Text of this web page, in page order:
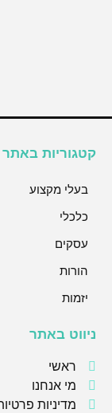
קטגוריות באתר
בעלי מקצוע
כלכלי
עסקים
הורות
יזמות
ניווט באתר
ראשי
מי אנחנו
מדיניות פרטיות